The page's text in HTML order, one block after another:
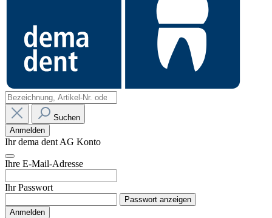
Suchen
Anmelden
Ihr dema dent AG Konto
Ihre E-Mail-Adresse
Ihr Passwort
Passwort anzeigen
Anmelden